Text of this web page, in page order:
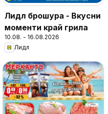
Лидл брошура - Вкусни
моменти край грила
10.08. - 16.08.2026
Лидл